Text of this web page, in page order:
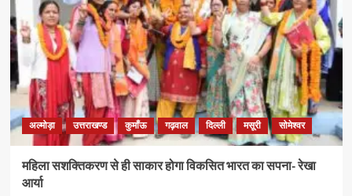
अल्मोड़ा उत्तराखण्ड कुमाँऊ गढ़वाल दिल्ली मसूरी सोमेश्वर
महिला सशक्तिकरण से ही साकार होगा विकसित भारत का सपना- रेखा
आर्या